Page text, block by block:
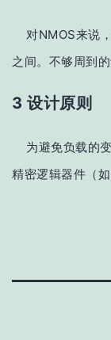
对NMOS来说
之间。不够周到
3 设计原则
为避免负载的
精密逻辑器件（